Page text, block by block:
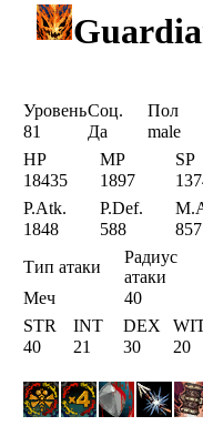
УровеньСоц. Пол
81
Да male
HP
MP SP
18435
1897
P.Atk.
P.Def.
1848
588 857
Тип атаки
Радиус
атаки
Меч
40
STR
INT DEX
40
21 30 20